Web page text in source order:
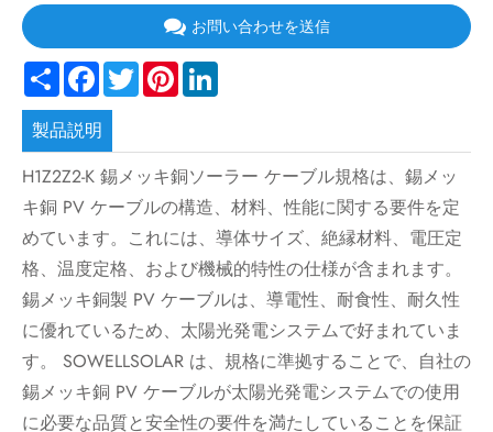
お問い合わせを送信
ShareFacebook
TwitterPinterest
製品説明
H1Z2Z2-K 錫メッキ銅ソーラー ケーブル規格は、錫メッ
キ銅 PV ケーブルの構造、材料、性能に関する要件を定
めています。これには、導体サイズ、絶縁材料、電圧定
格、温度定格、および機械的特性の仕様が含まれます。
錫メッキ銅製 PV ケーブルは、導電性、耐食性、耐久性
に優れているため、太陽光発電システムで好まれていま
す。 SOWELLSOLAR は、規格に準拠することで、自社の
錫メッキ銅 PV ケーブルが太陽光発電システムでの使用
に必要な品質と安全性の要件を満たしていることを保証